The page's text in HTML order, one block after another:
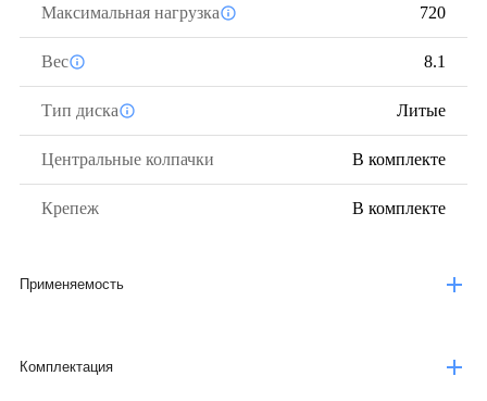
Максимальная нагрузка 720
Вес 8.1
Тип диска Литые
Центральные колпачки В комплекте
Крепеж В комплекте
Применяемость
Комплектация